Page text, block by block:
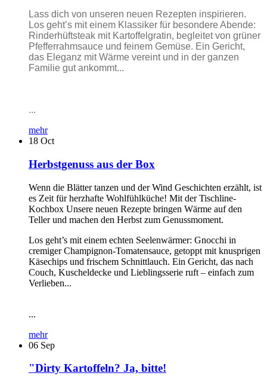
Lass dich von unseren neuen Rezepten inspirieren.
Los geht’s mit einem Klassiker für besondere Abende:
Rinderhüftsteak mit Kartoffelgratin, begleitet von grüner
Pfefferrahmsauce und feinem Gemüse. Ein Gericht,
das Eleganz mit Wärme vereint und in der ganzen
Familie gut ankommt...
...
mehr
18 Oct
Herbstgenuss aus der Box
Wenn die Blätter tanzen und der Wind Geschichten erzählt, ist
es Zeit für herzhafte Wohlfühlküche! Mit der Tischline-
Kochbox Unsere neuen Rezepte bringen Wärme auf den
Teller und machen den Herbst zum Genussmoment.
Los geht’s mit einem echten Seelenwärmer: Gnocchi in
cremiger Champignon-Tomatensauce, getoppt mit knusprigen
Käsechips und frischem Schnittlauch. Ein Gericht, das nach
Couch, Kuscheldecke und Lieblingsserie ruft – einfach zum
Verlieben...
...
mehr
06 Sep
"Dirty Kartoffeln? Ja, bitte!